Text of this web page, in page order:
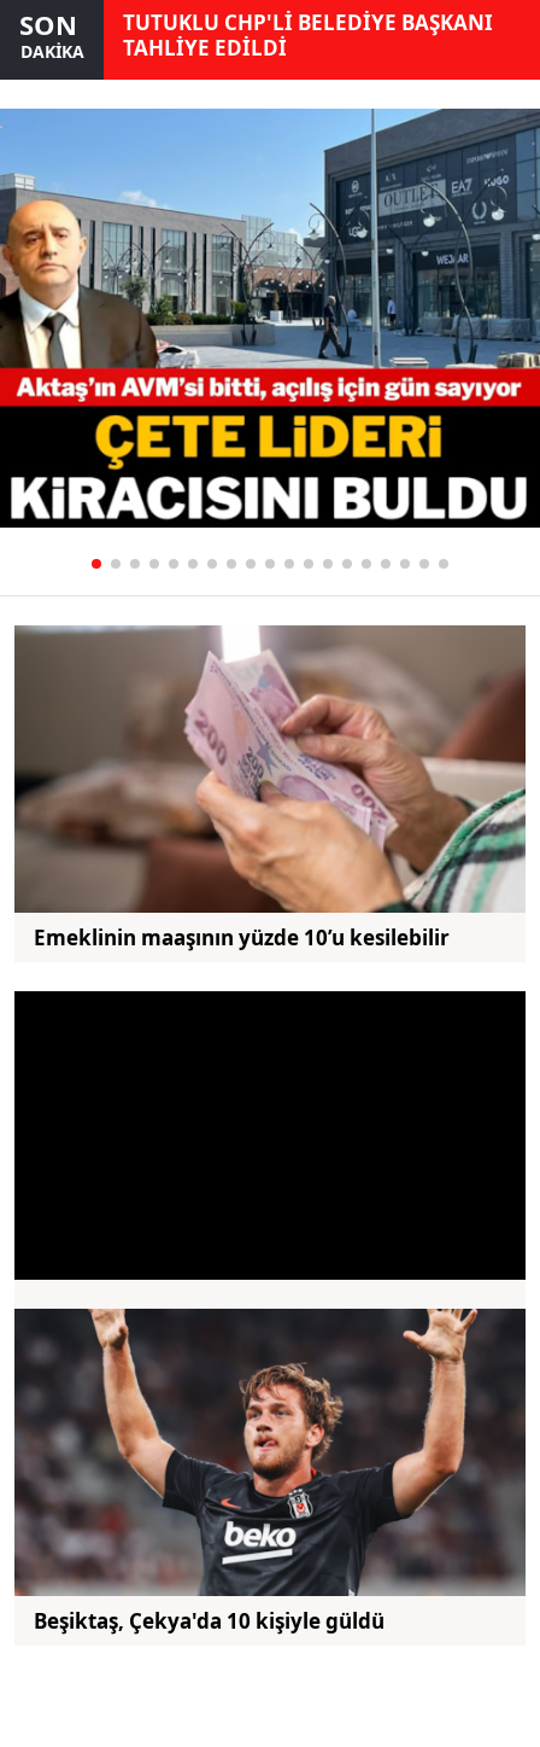
SON
DAKİKA
TUTUKLU CHP'Lİ BELEDİYE BAŞKANI
TAHLİYE EDİLDİ
Emeklinin maaşının yüzde 10’u kesilebilir
Beşiktaş, Çekya'da 10 kişiyle güldü